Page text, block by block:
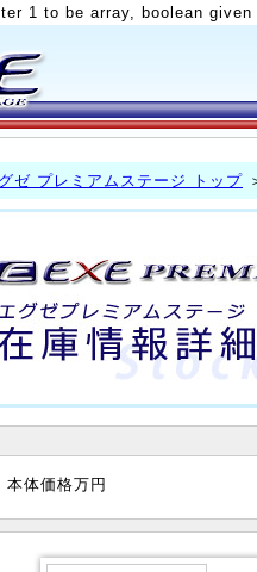
1 to be array, boolean
ゼ プレミアムステージ トップ
本体価格万円